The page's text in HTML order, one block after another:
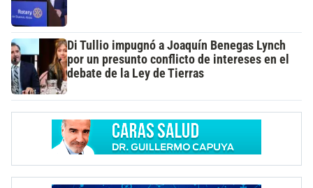
Di Tullio impugnó a Joaquín Benegas Lynch
por un presunto conflicto de intereses en el
debate de la Ley de Tierras